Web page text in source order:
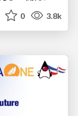
0 3.8k